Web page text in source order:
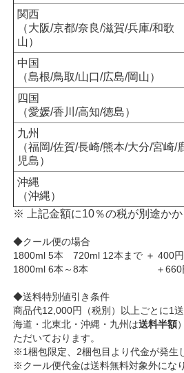
関西
（大阪/京都/奈良/滋賀/兵庫/和歌
山）
中国
（島根/鳥取/山口/広島/岡山）
四国
（愛媛/香川/高知/徳島）
九州
（福岡/佐賀/長崎/熊本/大分/宮崎/
児島）
沖縄
（沖縄）
※ 上記金額に10％の税が別途かか
◆クール便の場合
1800ml 5本 720ml 12本まで ＋ 400円
1800ml 6本～8本 ＋660円
◆送料特別値引き条件
商品代12,000円（税別）以上ごとに1
海道・北東北・沖縄・九州は送料半額
ただいております。
※1梱包限定、2梱包目より代金が発生
※クール便代金は送料無料対象外になり